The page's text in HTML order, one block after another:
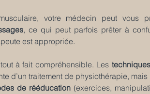
votre médecin peut vous
, ce qui peut parfois prêter à
est appropriée.
à fait compréhensible. Les
d’un traitement de physiothérapie,
de rééducation (exercices,